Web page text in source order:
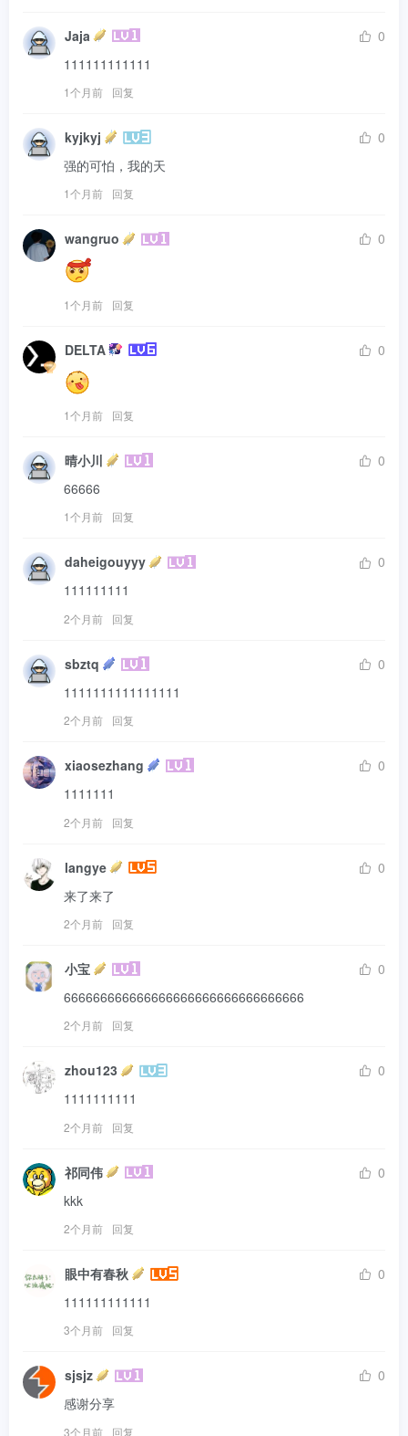
Jaja
0
111111111111
1个月前 回复
kyjkyj
0
强的可怕，我的天
1个月前 回复
wangruo 0
1个月前 回复
DELTA 0
1个月前 回复
晴小川
0
66666
1个月前 回复
daheigouyyy
0
111111111
2个月前 回复
sbztq
0
1111111111111111
2个月前 回复
xiaosezhang
0
1111111
2个月前 回复
langye
0
来了来了
2个月前 回复
小宝
0
666666666666666666666666666666666
2个月前 回复
zhou123
0
1111111111
2个月前 回复
祁同伟
0
kkk
2个月前 回复
眼中有春秋
0
111111111111
3个月前 回复
sjsjz
0
感谢分享
3个月前 回复